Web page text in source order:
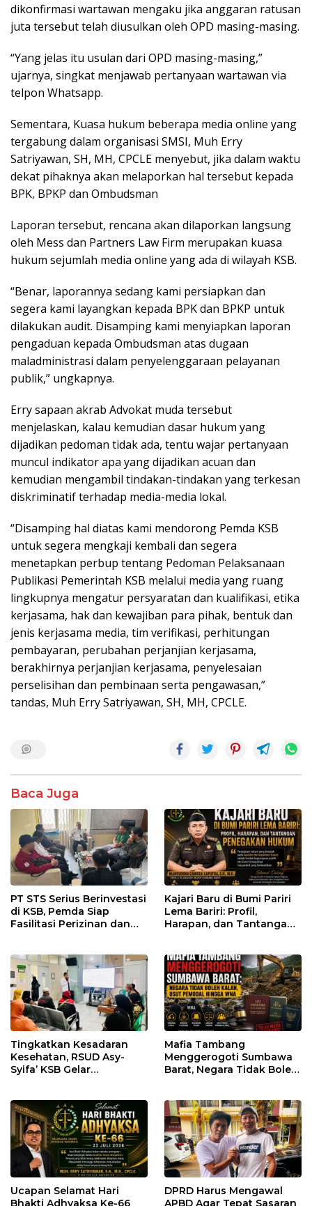
dikonfirmasi wartawan mengaku jika anggaran ratusan
juta tersebut telah diusulkan oleh OPD masing-masing.
“Yang jelas itu usulan dari OPD masing-masing,”
ujarnya, singkat menjawab pertanyaan wartawan via
telpon Whatsapp.
Sementara, Kuasa hukum beberapa media online yang
tergabung dalam organisasi SMSI, Muh Erry
Satriyawan, SH, MH, CPCLE menyebut, jika dalam waktu
dekat pihaknya akan melaporkan hal tersebut kepada
BPK, BPKP dan Ombudsman
Laporan tersebut, rencana akan dilaporkan langsung
oleh Mess dan Partners Law Firm merupakan kuasa
hukum sejumlah media online yang ada di wilayah KSB.
“Benar, laporannya sedang kami persiapkan dan
segera kami layangkan kepada BPK dan BPKP untuk
dilakukan audit. Disamping kami menyiapkan laporan
pengaduan kepada Ombudsman atas dugaan
maladministrasi dalam penyelenggaraan pelayanan
publik,” ungkapnya.
Erry sapaan akrab Advokat muda tersebut
menjelaskan, kalau kemudian dasar hukum yang
dijadikan pedoman tidak ada, tentu wajar pertanyaan
muncul indikator apa yang dijadikan acuan dan
kemudian mengambil tindakan-tindakan yang terkesan
diskriminatif terhadap media-media lokal.
“Disamping hal diatas kami mendorong Pemda KSB
untuk segera mengkaji kembali dan segera
menetapkan perbup tentang Pedoman Pelaksanaan
Publikasi Pemerintah KSB melalui media yang ruang
lingkupnya mengatur persyaratan dan kualifikasi, etika
kerjasama, hak dan kewajiban para pihak, bentuk dan
jenis kerjasama media, tim verifikasi, perhitungan
pembayaran, perubahan perjanjian kerjasama,
berakhirnya perjanjian kerjasama, penyelesaian
perselisihan dan pembinaan serta pengawasan,”
tandas, Muh Erry Satriyawan, SH, MH, CPCLE.
Baca Juga
PT STS Serius Berinvestasi
di KSB, Pemda Siap
Fasilitasi Perizinan dan
Kajari Baru di Bumi Pariri
Lema Bariri: Profil,
Harapan, dan Tantangan
Tingkatkan Kesadaran
Kesehatan, RSUD Asy-
Syifa’ KSB Gelar
Mafia Tambang
Menggerogoti Sumbawa
Barat, Negara Tidak Boleh
Ucapan Selamat Hari
Bhakti Adhyaksa Ke-66
DPRD Harus Mengawal
APBD Agar Tepat Sasaran